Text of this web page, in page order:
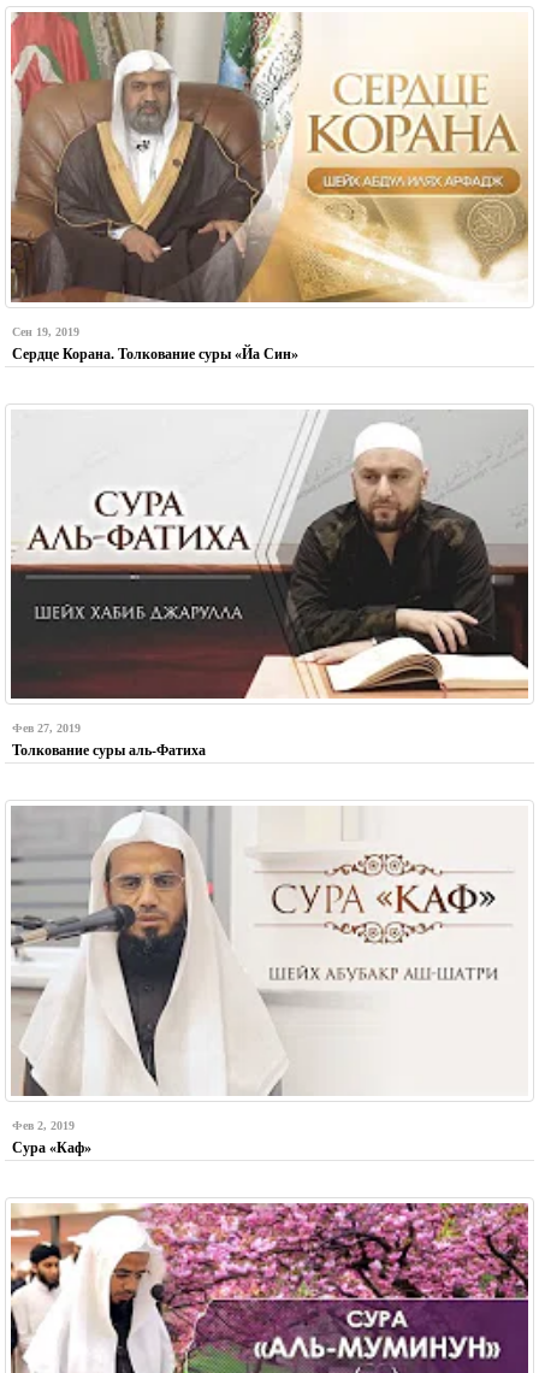
Сен 19, 2019
Сердце Корана. Толкование суры «Йа Син»
Фев 27, 2019
Толкование суры аль-Фатиха
Фев 2, 2019
Сура «Каф»